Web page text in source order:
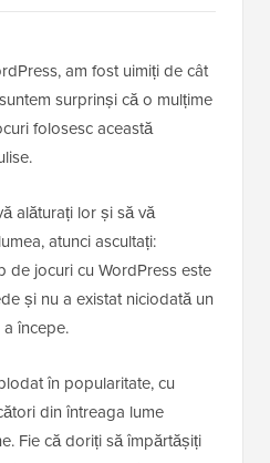
am fost uimiți de cât
surprinși că o mulțime
folosesc această
alăturați lor și să vă
atunci ascultați:
de jocuri cu WordPress este
și nu a existat niciodată un
începe.
în popularitate, cu
din întreaga lume
Fie că doriți să împărtășiți